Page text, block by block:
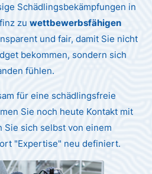
Schädlingsbekämpfungen in
zuwettbewerbsfähigen
und fair, damit Sie nicht
bekommen, sondern sich
fühlen.
für eine schädlingsfreie
Sie noch heute Kontakt mit
Sie sich selbst von einem
"Expertise" neu definiert.